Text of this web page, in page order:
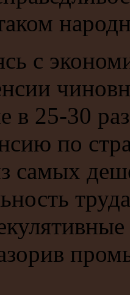
с
25-30 раз
по
самых